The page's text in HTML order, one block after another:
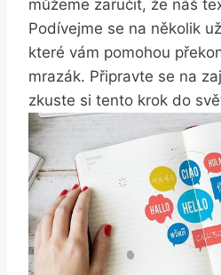
můžeme zaručit, že náš
Podívejme se na několik
které vám pomohou
mrazák. Připravte se na
zkuste si tento krok do